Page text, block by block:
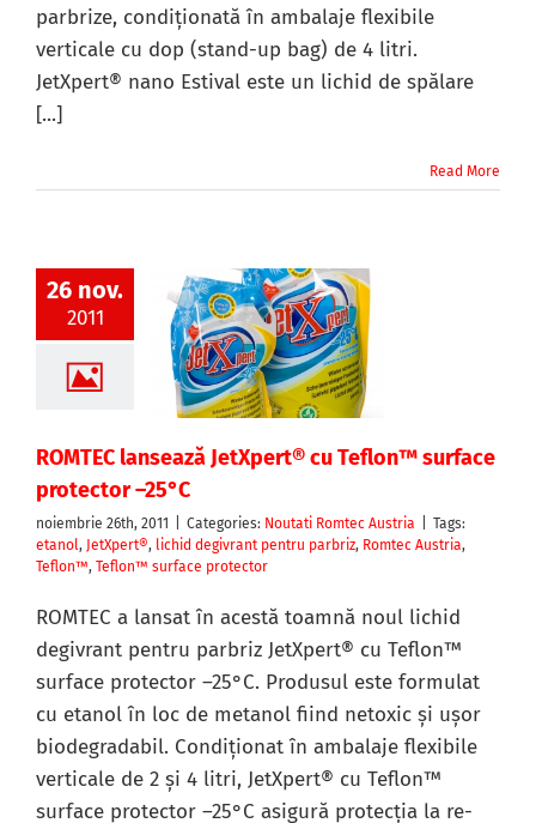
parbrize, condiţionată în ambalaje flexibile
verticale cu dop (stand-up bag) de 4 litri.
JetXpert® nano Estival este un lichid de spălare
[...]
Read More
26 nov.
2011
ROMTEC lansează JetXpert® cu Teflon™ surface
protector –25°C
noiembrie 26th, 2011 Categories: Noutati Romtec Austria
Tags:
etanol, JetXpert®, lichid degivrant pentru parbriz, Romtec Austria,
Teflon™, Teflon™ surface protector
ROMTEC a lansat în acestă toamnă noul lichid
degivrant pentru parbriz JetXpert® cu Teflon™
surface protector –25°C. Produsul este formulat
cu etanol în loc de metanol fiind netoxic şi uşor
biodegradabil. Condiţionat în ambalaje flexibile
verticale de 2 şi 4 litri, JetXpert® cu Teflon™
surface protector –25°C asigură protecţia la re-